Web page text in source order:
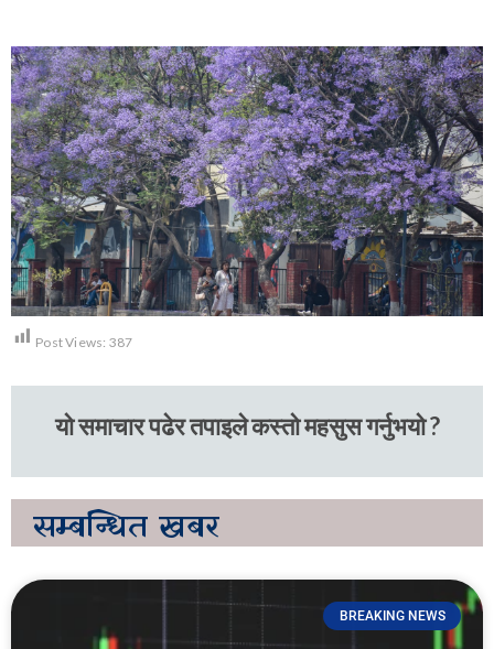
Post Views: 387
यो समाचार पढेर तपाइले कस्तो महसुस गर्नुभयो ?
सम्बन्धित खबर
BREAKING NEWS